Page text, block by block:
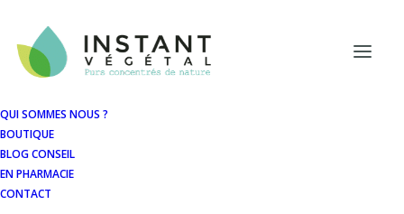
QUI SOMMES NOUS ?
BOUTIQUE
BLOG CONSEIL
EN PHARMACIE
CONTACT